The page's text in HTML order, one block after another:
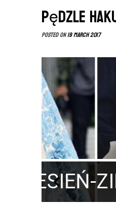
Pędzle
Posted on19 March 2017